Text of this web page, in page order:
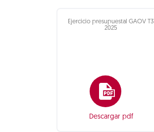
Ejercicio presupuestal GAOV T3
2025
Descargar pdf